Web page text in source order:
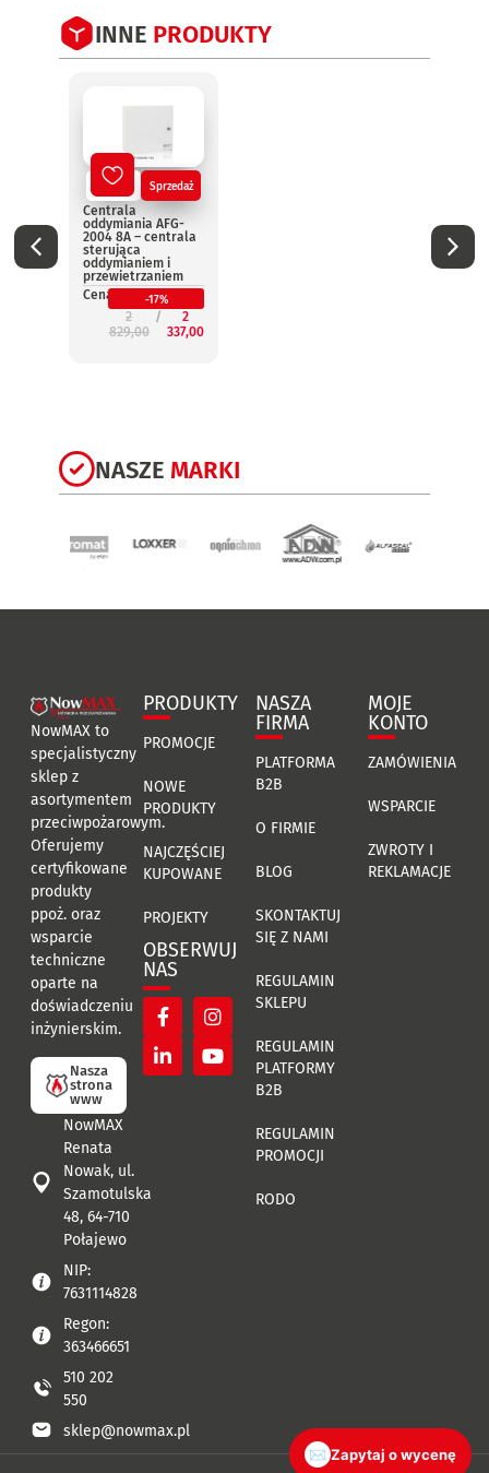
INNE PRODUKTY
Nowy Sprzedaż
Centrala
oddymiania AFG-
2004 8A – centrala
sterująca
oddymianiem i
przewietrzaniem
Cena:
-17%
2
829,00
2
337,00
NASZE MARKI
NowMAX to
specjalistyczny
sklep z
asortymentem
przeciwpożarowym.
Oferujemy
certyfikowane
produkty
ppoż. oraz
wsparcie
techniczne
oparte na
doświadczeniu
inżynierskim.
Nasza
strona
www
NowMAX
Renata
Nowak, ul.
Szamotulska
48, 64-710
Połajewo
NIP:
7631114828
Regon:
363466651
510 202
550
sklep@nowmax.pl
PRODUKTY
PROMOCJE
NOWE
PRODUKTY
NAJCZĘŚCIEJ
KUPOWANE
PROJEKTY
OBSERWUJ
NAS
NASZA
FIRMA
PLATFORMA
B2B
O FIRMIE
BLOG
SKONTAKTUJ
SIĘ Z NAMI
REGULAMIN
SKLEPU
REGULAMIN
PLATFORMY
B2B
REGULAMIN
PROMOCJI
RODO
MOJE
KONTO
ZAMÓWIENIA
WSPARCIE
ZWROTY I
REKLAMACJE
✉ Zapytaj o wycenę